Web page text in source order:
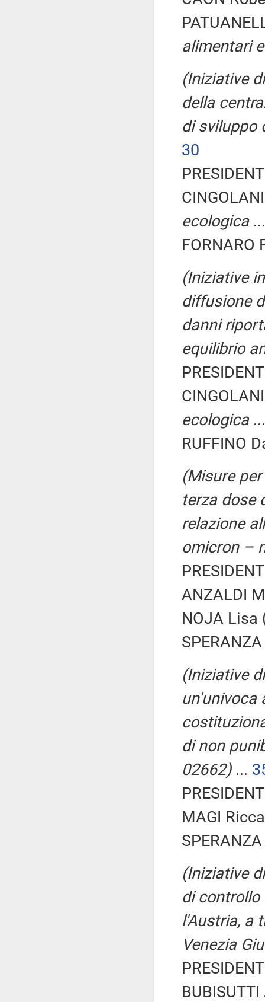
alimentari
(Iniziative
della
di sviluppo
30
ecologica
FORNARO
(Iniziative
diffusione
danni
equilibrio
ecologica
RUFFINO
(Misure
terza dose
relazione
omicron –
ANZALDI
NOJA Lisa
(Iniziative
un'univoca
di non
02662)...
MAGI
(Iniziative
di controllo
l'Austria, a
Venezia